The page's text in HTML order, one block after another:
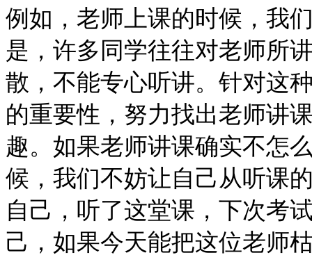
例如，老师上课的时候，我
是，许多同学往往对老师所
散，不能专心听讲。针对这
的重要性，努力找出老师讲
趣。如果老师讲课确实不怎
候，我们不妨让自己从听课
自己，听了这堂课，下次考
己，如果今天能把这位老师